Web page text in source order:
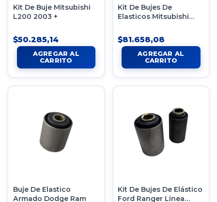
Kit De Buje Mitsubishi
L200 2003 +
$50.285,14
Kit De Bujes De
Elasticos Mitsubishi
$81.658,08
Buje De Elastico
Armado Dodge Ram
Kit De Bujes De Elástico
Ford Ranger Linea